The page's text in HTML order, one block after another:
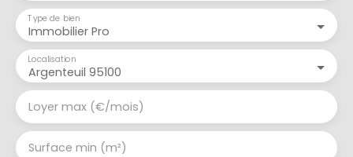
Immobilier Pro
Type de bien
Argenteuil 95100
Localisation
Loyer max (€/mois)
Surface min (m²)